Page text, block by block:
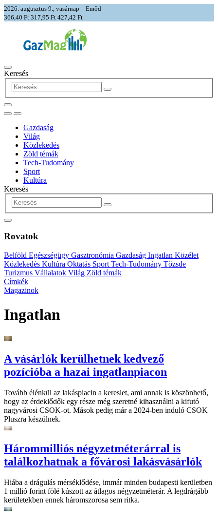
2026. augusztus 9., vasárnap – Emőd
366,40 Ft 317,95 Ft 427,42 Ft
Keresés
Gazdaság
Világ
Közlekedés
Zöld témák
Tech-Tudomány
Sport
Kultúra
Keresés
Rovatok
Belföld Egészségügy Gasztronómia Gazdaság Ingatlan Közélet
Közlekedés Kultúra Oktatás Sport Tech-Tudomány Tőzsde
Turizmus Vállalatok Világ Zöld témák
Címkék
Magazinok
Ingatlan
A vásárlók kerülhetnek kedvező
pozícióba a hazai ingatlanpiacon
Tovább élénkül az lakáspiacin a kereslet, ami annak is köszönhető,
hogy az érdeklődők egy része még szeretné kihasználni a kifutó
nagyvárosi CSOK-ot. Mások pedig már a 2024-ben induló CSOK
Pluszra készülnek.
Hárommilliós négyzetméterárral is
találkozhatnak a fővárosi lakásvásárlók
Hiába a drágulás mérséklődése, immár minden budapesti kerületben
1 millió forint fölé kúszott az átlagos négyzetméterár. A legdrágább
kerületekben ennek háromszorosa sem ritka.